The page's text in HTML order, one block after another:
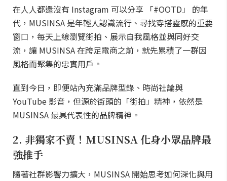
在人人都還沒有 Instagram 可以分享 「#OOTD」 的年
代，MUSINSA 是年輕人認識流行、尋找穿搭靈感的重要
窗口，每天上線瀏覽街拍、展示自我風格並與同好交
流，讓 MUSINSA 在跨足電商之前，就先累積了一群因
風格而聚集的忠實用戶。
直到今日，即便站內充滿品牌型錄、時尚社論與
YouTube 影音，但源於街頭的「街拍」精神，依然是
MUSINSA 最具代表性的品牌精神。
2. 非獨家不賣！MUSINSA 化身小眾品牌最
強推手
隨著社群影響力擴大，MUSINSA 開始思考如何深化與用